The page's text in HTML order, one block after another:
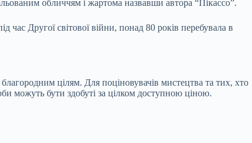
обличчям і жартома назвавши автора “Пікассо”.
Другої світової війни, понад 80 років перебувала в
цілям. Для поціновувачів мистецтва та тих, хто
можуть бути здобуті за цілком доступною ціною.